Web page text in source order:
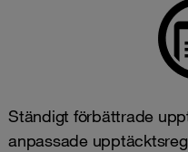
Ständigt förbättrade
anpassade